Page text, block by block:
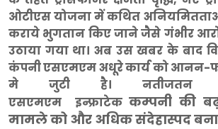
ओटीएस योजना में कथित
कराये भुगतान किए जाने जैसे गंभीर
उठाया गया था। अब उस खबर के बाद
कंपनी एसएमएम अधूरे कार्य को आनन-
मे जुटी है। नतीजतन
एसएमएम
इन्फ्राटेक कम्पनी की
मामले को और अधिक संदेहास्पद बना